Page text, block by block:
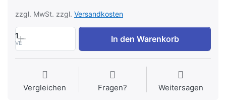
zzgl. MwSt. zzgl. Versandkosten
1
VE In den Warenkorb
Vergleichen Fragen? Weitersagen